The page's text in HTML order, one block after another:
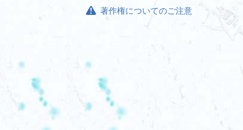
著作権についてのご注意